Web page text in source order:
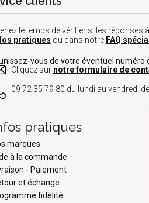
le temps de vérifier si les
pratiques ou dans notre FAQ
vous de votre éventuel numéro
Cliquez sur notre formulaire de
09 72 35 79 80 du lundi au vendredi
pratiques
marques
à la commande
- Paiement
et échange
fidélité